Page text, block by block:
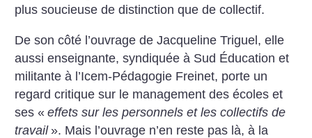
plus soucieuse de distinction que de collectif.
De son côté l’ouvrage de Jacqueline Triguel, elle
aussi enseignante, syndiquée à Sud Éducation et
militante à l’Icem-Pédagogie Freinet, porte un
regard critique sur le management des écoles et
ses « effets sur les personnels et les collectifs de
travail ». Mais l’ouvrage n’en reste pas là, à la